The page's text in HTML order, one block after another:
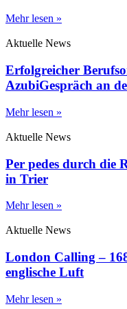
Mehr lesen »
Aktuelle News
Erfolgreicher
AzubiGespräch an
Mehr lesen »
Aktuelle News
Per pedes durch die
in Trier
Mehr lesen »
Aktuelle News
London Calling –
englische Luft
Mehr lesen »